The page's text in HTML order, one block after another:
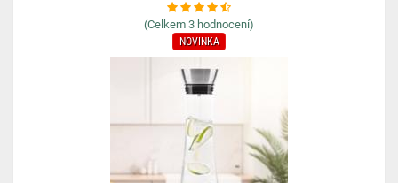
(Celkem 3 hodnocení)
NOVINKA